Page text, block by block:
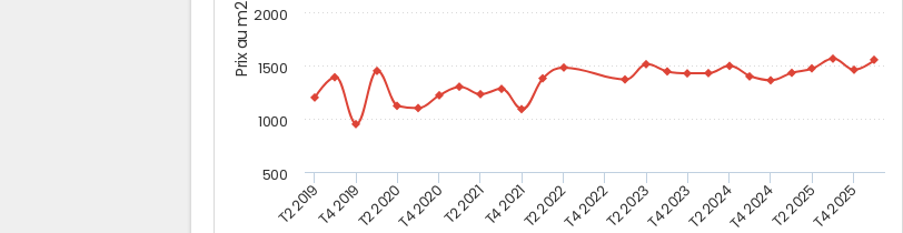
Prix au m2
T2 2019T4 2019T2 2020T4 2020T2 2021T4 2021T2 2022T4 2022T2 2023T4 2023T2 2024T4 2024T2 2025T4 2025
500
1000
1500
2000